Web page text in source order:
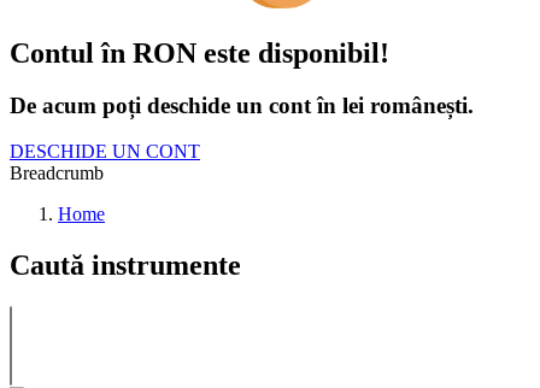
Contul în RON este disponibil!
De acum poți deschide un cont în lei românești.
DESCHIDE UN CONT
Breadcrumb
Home
Caută instrumente